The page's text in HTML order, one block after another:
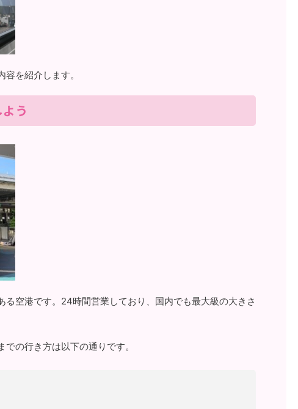
を紹介します。
う
空港です。24時間営業しており、国内でも最大級の大きさ
の行き方は以下の通りです。